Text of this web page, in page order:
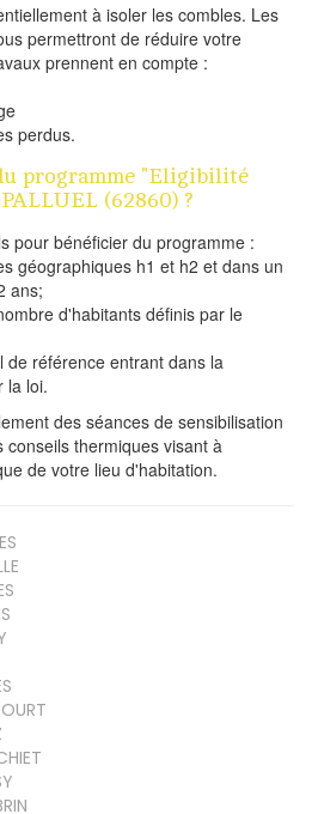
à isoler les combles. Les
permettront de réduire votre
prennent en compte :
perdus.
programme "Eligibilité
(62860) ?
pour bénéficier du programme :
géographiques h1 et h2 et dans un
ans;
d'habitants définis par le
de référence entrant dans la
la loi.
des séances de sensibilisation
thermiques visant à
de votre lieu d'habitation.